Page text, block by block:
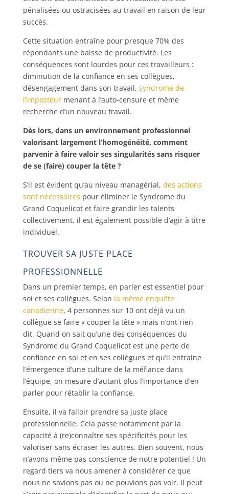
pénalisées ou ostracisées au travail en raison de leur
succès.
Cette situation entraîne pour presque 70% des
répondants une baisse de productivité. Les
conséquences sont lourdes pour ces travailleurs :
diminution de la confiance en ses collègues,
désengagement dans son travail, syndrome de
l’imposteurmenant à l’auto-censure et même
recherche d’un nouveau travail.
Dès lors, dans un environnement professionnel
valorisant largement l’homogénéité, comment
parvenir à faire valoir ses singularités sans risquer
de se (faire) couper la tête ?
S’il est évident qu’au niveau managérial, des actions
sont nécessaires pour éliminer le Syndrome du
Grand Coquelicot et faire grandir les talents
collectivement, il est également possible d’agir à titre
individuel.
TROUVER SA JUSTE PLACE
PROFESSIONNELLE
Dans un premier temps, en parler est essentiel pour
soi et ses collègues. Selon la même enquête
canadienne, 4 personnes sur 10 ont déjà vu un
collègue se faire « couper la tête » mais n’ont rien
dit. Quand on sait qu’une des conséquences du
Syndrome du Grand Coquelicot est une perte de
confiance en soi et en ses collègues et qu’il entraine
l’émergence d’une culture de la méfiance dans
l’équipe, on mesure d’autant plus l’importance d’en
parler pour rétablir la confiance.
Ensuite, il va falloir prendre sa juste place
professionnelle. Cela passe notamment par la
capacité à (re)connaître ses spécificités pour les
valoriser sans écraser les autres. Bien souvent, nous
n’avons même pas conscience de notre potentiel ! Un
regard tiers va nous amener à considérer ce que
nous ne savions pas ou ne pouvions pas voir. Il peut